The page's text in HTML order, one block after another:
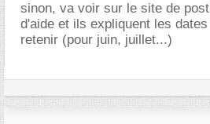
sinon, va voir sur le site de
d'aide et ils expliquent les
retenir (pour juin, juillet...)